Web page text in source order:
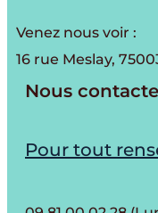
Venez nous voir :
16 rue Meslay,
Nous
Pour tout